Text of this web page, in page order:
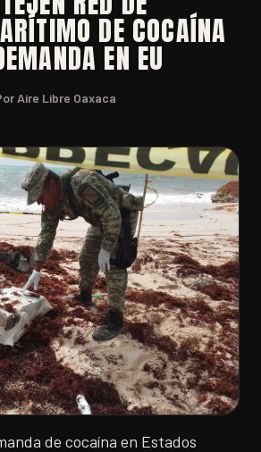
DE COCAÍNA
EN EU
Aire Libre Oaxaca
de cocaína en Estados